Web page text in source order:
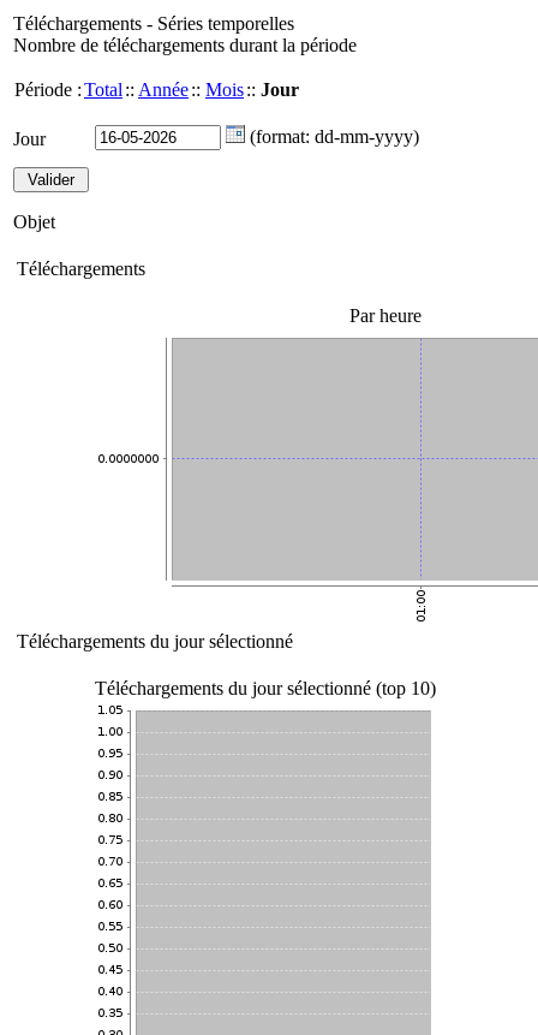
Téléchargements - Séries temporelles
Nombre de téléchargements durant la période
Période :Total :: Année:: Mois:: Jour
Jour (format: dd-mm-yyyy)
Objet
Téléchargements
Par heure
Téléchargements du jour sélectionné
Téléchargements du jour sélectionné (top 10)